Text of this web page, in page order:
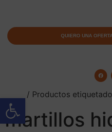
Abrir barra de herramientas
QUIERO UNA
/ Productos
martillos